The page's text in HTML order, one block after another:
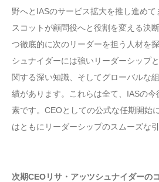
野へとIASのサービス拡大を推し進めて
スコットが顧問役へと役割を変える決
つ徹底的に次のリーダーを担う人材を
シュナイダーには強いリーダーシップ
関する深い知識、そしてグローバルな
績があります。これらは全て、IASの
素です。CEOとしての公式な任期開始
はともにリーダーシップのスムーズな
次期CEOリサ・アッツシュナイダーの